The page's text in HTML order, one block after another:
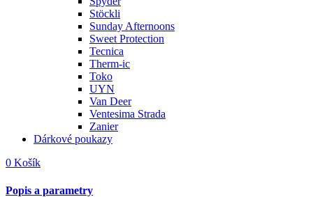
Stöckli
Sunday Afternoons
Sweet Protection
Tecnica
Therm-ic
Toko
UYN
Van Deer
Ventesima Strada
Zanier
Dárkové poukazy
0 Košík
Popis a parametry